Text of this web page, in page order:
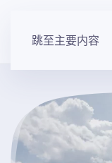
跳至主要内容